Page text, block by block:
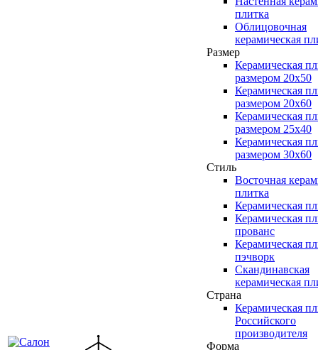
плитка
Облицовочная
керамическая
Размер
Керамическая
размером 20x50
Керамическая
размером 20x60
Керамическая
размером 25x40
Керамическая
размером 30x60
Стиль
Восточная
плитка
Керамическая
Керамическая
прованс
Керамическая
пэчворк
Скандинавская
керамическая
Страна
Керамическая
Российского
производителя
Форма